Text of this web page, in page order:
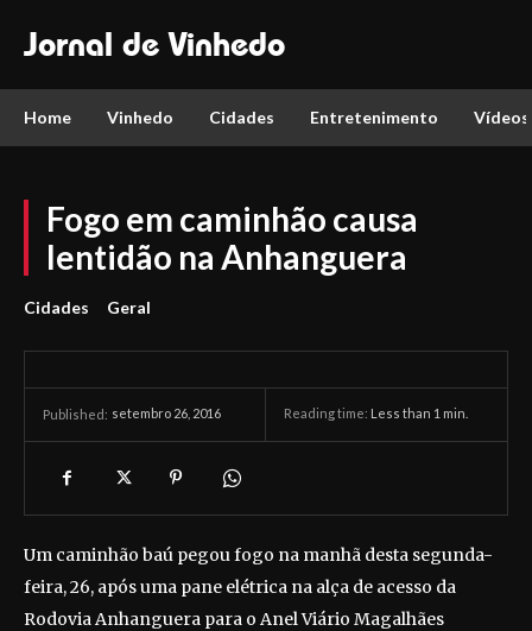
Jornal de Vinhedo
Home Vinhedo Cidades Entretenimento Vídeos
Fogo em caminhão causa
lentidão na Anhanguera
Cidades Geral
Published: setembro 26, 2016 Reading time: Less than 1 min.
Um caminhão baú pegou fogo na manhã desta segunda-
feira, 26, após uma pane elétrica na alça de acesso da
Rodovia Anhanguera para o Anel Viário Magalhães